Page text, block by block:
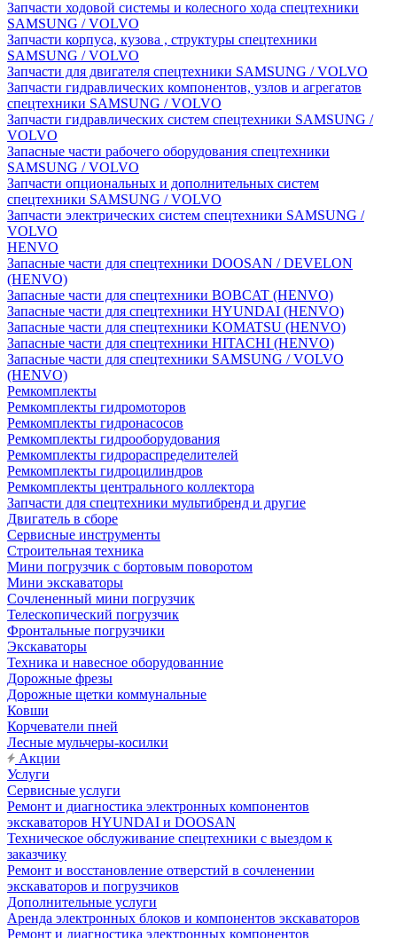
Запчасти ходовой системы и колесного хода спецтехники
SAMSUNG / VOLVO
Запчасти корпуса, кузова , структуры спецтехники
SAMSUNG / VOLVO
Запчасти для двигателя спецтехники SAMSUNG / VOLVO
Запчасти гидравлических компонентов, узлов и агрегатов
спецтехники SAMSUNG / VOLVO
Запчасти гидравлических систем спецтехники SAMSUNG /
VOLVO
Запасные части рабочего оборудования спецтехники
SAMSUNG / VOLVO
Запчасти опциональных и дополнительных систем
спецтехники SAMSUNG / VOLVO
Запчасти электрических систем спецтехники SAMSUNG /
VOLVO
HENVO
Запасные части для спецтехники DOOSAN / DEVELON
(HENVO)
Запасные части для спецтехники BOBCAT (HENVO)
Запасные части для спецтехники HYUNDAI (HENVO)
Запасные части для спецтехники KOMATSU (HENVO)
Запасные части для спецтехники HITACHI (HENVO)
Запасные части для спецтехники SAMSUNG / VOLVO
(HENVO)
Ремкомплекты
Ремкомплекты гидромоторов
Ремкомплекты гидронасосов
Ремкомплекты гидрооборудования
Ремкомплекты гидрораспределителей
Ремкомплекты гидроцилиндров
Ремкомплекты центрального коллектора
Запчасти для спецтехники мультибренд и другие
Двигатель в сборе
Сервисные инструменты
Строительная техника
Мини погрузчик с бортовым поворотом
Мини экскаваторы
Сочлененный мини погрузчик
Телескопический погрузчик
Фронтальные погрузчики
Экскаваторы
Техника и навесное оборудованние
Дорожные фрезы
Дорожные щетки коммунальные
Ковши
Корчеватели пней
Лесные мульчеры-косилки
Акции
Услуги
Сервисные услуги
Ремонт и диагностика электронных компонентов
экскаваторов HYUNDAI и DOOSAN
Техническое обслуживание спецтехники с выездом к
заказчику
Ремонт и восстановление отверстий в сочленении
экскаваторов и погрузчиков
Дополнительные услуги
Аренда электронных блоков и компонентов экскаваторов
Ремонт и диагностика электронных компонентов